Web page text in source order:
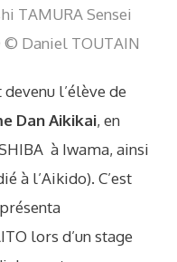
TAMURA Sensei
© Daniel TOUTAIN
l’élève de
Dan Aikikai, en
à Iwama, ainsi
à l’Aikido). C’est
lors d’un stage